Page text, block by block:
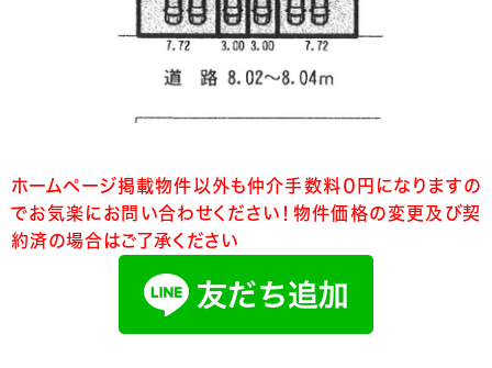
ホームページ掲載物件以外も仲介手数料０円になりますの
でお気楽にお問い合わせください！物件価格の変更及び契
約済の場合はご了承ください